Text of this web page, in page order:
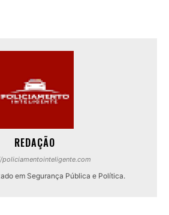
REDAÇÃO
em Segurança Pública e Política.